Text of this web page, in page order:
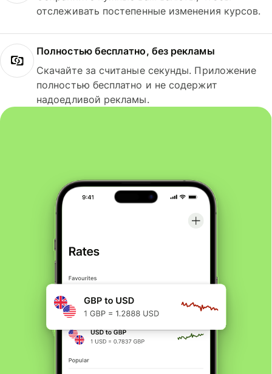
отслеживать постепенные изменения курсов.
Полностью бесплатно, без рекламы
Скачайте за считаные секунды. Приложение
полностью бесплатно и не содержит
надоедливой рекламы.